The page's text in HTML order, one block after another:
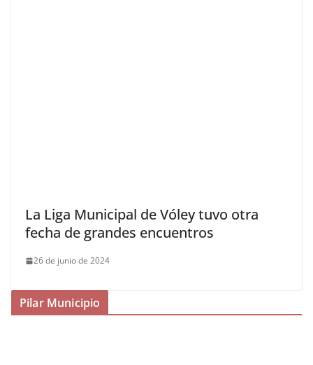
La Liga Municipal de Vóley tuvo otra
fecha de grandes encuentros
26 de junio de 2024
Pilar Municipio